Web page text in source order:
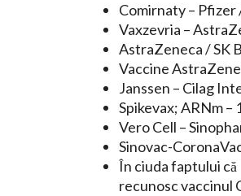
Comirnaty – Pfizer
Vaxzevria –
AstraZeneca / SK
Vaccine
Janssen – Cilag
Spikevax; ARNm
Vero Cell –
Sinovac-
În ciuda faptului
recunosc vaccinul